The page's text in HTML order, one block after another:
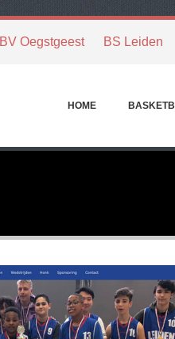
BV Oegstgeest BS Leiden
HOME